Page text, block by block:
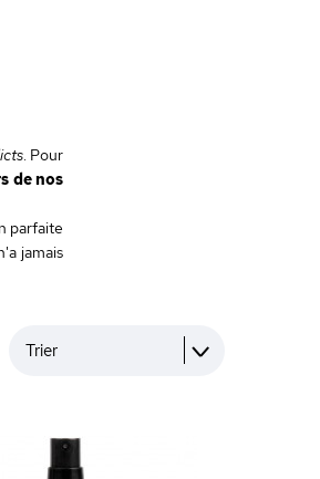
. Pour
de nos
parfaite
jamais
Trier